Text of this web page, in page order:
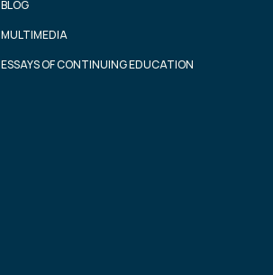
BLOG
MULTIMEDIA
ESSAYS OF CONTINUING EDUCATION